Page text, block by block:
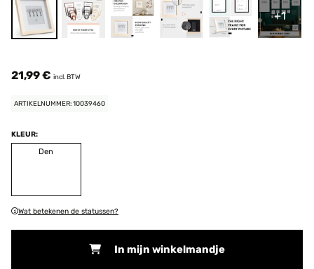
+1
21,99 € incl. BTW
ARTIKELNUMMER: 10039460
KLEUR:
Den
Wat betekenen de statussen?
In mijn winkelmandje